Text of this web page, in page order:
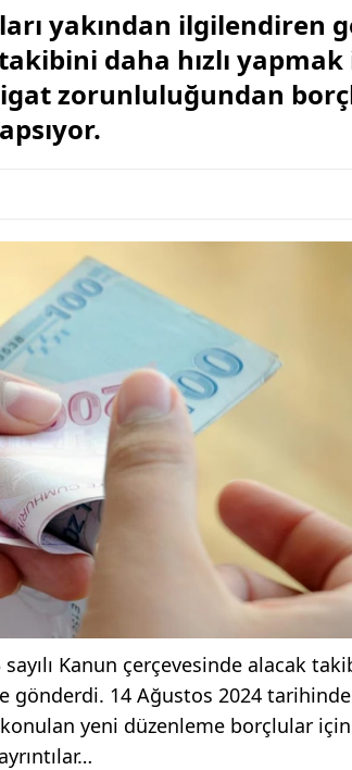
yakından ilgilendiren
daha hızlı
zorunluluğundan
Kanun çerçevesinde alacak
gönderdi. 14 Ağustos 2024 tarihinde
yeni düzenleme borçlular için